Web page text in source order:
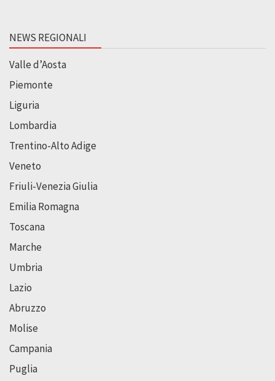
NEWS REGIONALI
Valle d’Aosta
Piemonte
Liguria
Lombardia
Trentino-Alto Adige
Veneto
Friuli-Venezia Giulia
Emilia Romagna
Toscana
Marche
Umbria
Lazio
Abruzzo
Molise
Campania
Puglia